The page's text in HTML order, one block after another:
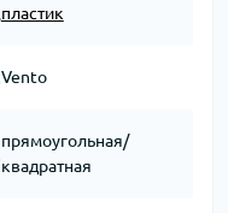
пластик
Vento
прямоугольная/
квадратная